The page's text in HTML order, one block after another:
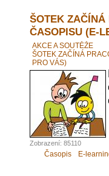
ŠOTEK ZAČÍNÁ
ČASOPISU (E-
AKCE A SOUTĚŽE
ŠOTEK ZAČÍNÁ
PRO VÁS)
Zobrazení: 85110
Časopis E-